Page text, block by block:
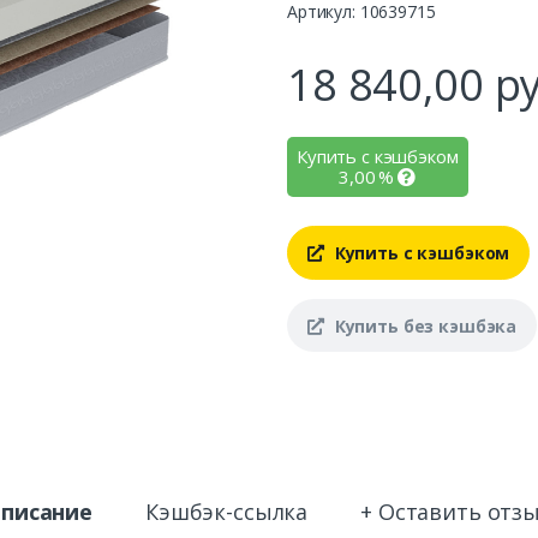
Артикул: 10639715
18 840,00
Купить с кэшбэком
3,00%
Купить с кэшбэком
Купить без кэшбэка
Кэшбэк-ссылка + Оставить